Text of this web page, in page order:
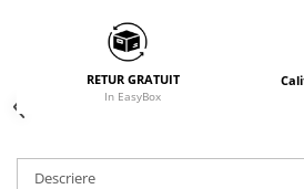
RETUR GRATUIT
In EasyBox
Descriere